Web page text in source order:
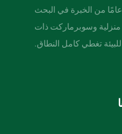
دونغقوان لفتسونغ: أكثر من 12 عامًا من الخبرة في البحث
منزلية وسوبرماركت ذات
تغطي كامل النطاق.